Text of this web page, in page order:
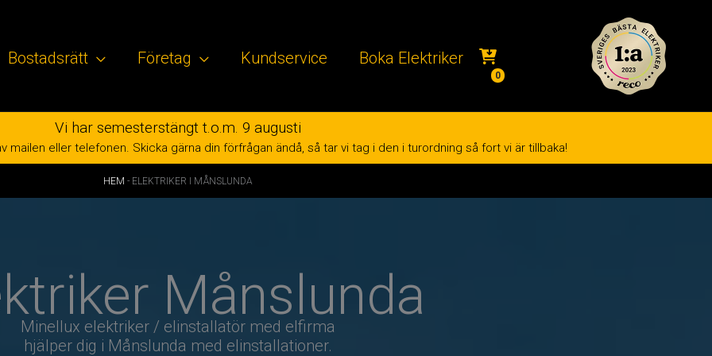
Bostadsrätt Företag Kundservice Boka Elektriker
0
Vi har semesterstängt t.o.m. 9 augusti
mailen eller telefonen. Skicka gärna din förfrågan ändå, så tar vi tag i den i turordning så fort vi är tillbaka!
HEM - ELEKTRIKER I MÅNSLUNDA
Månslunda
Minellux elektriker / elinstallatör med elfirma
hjälper dig i Månslunda med elinstallationer.